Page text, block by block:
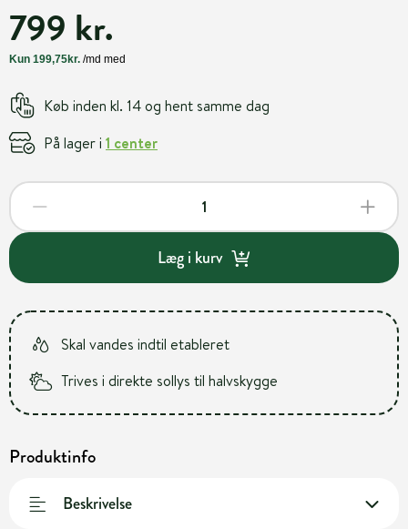
799 kr.
Køb inden kl. 14 og hent samme dag
På lager i 1 center
Læg i kurv
Skal vandes indtil etableret
Trives i direkte sollys til halvskygge
Produktinfo
Beskrivelse